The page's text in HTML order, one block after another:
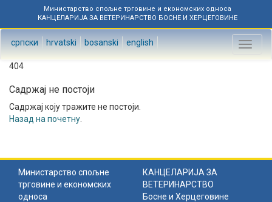
Министарство спољне трговине и економских односа
КАНЦЕЛАРИЈА ЗА ВЕТЕРИНАРСТВО БОСНЕ И ХЕРЦЕГОВИНЕ
српски hrvatski bosanski english
Toggle
404
Садржај не постоји
Садржај коју тражите не постоји.
Назад на почетну
Министарство спољне
трговине и економских
односа
КАНЦЕЛАРИЈА ЗА
ВЕТЕРИНАРСТВО
Босне и Херцеговине